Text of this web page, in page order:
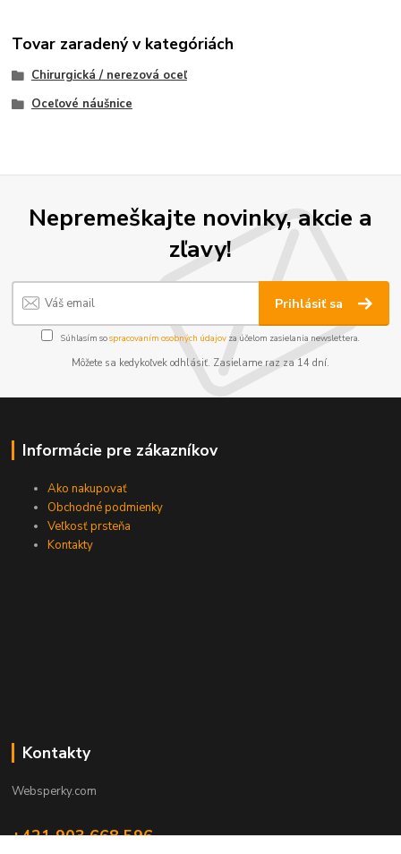
Tovar zaradený v kategóriách
Chirurgická / nerezová oceľ
Oceľové náušnice
Nepremeškajte novinky, akcie a
zľavy!
Prihlásiť sa
Súhlasím sospracovaním osobných údajov za účelom zasielania newslettera.
Môžete sa kedykoľvek odhlásiť. Zasielame raz za 14 dní.
Informácie pre zákazníkov
Ako nakupovať
Obchodné podmienky
Veľkosť prsteňa
Kontakty
Kontakty
Websperky.com
+421 903 668 596